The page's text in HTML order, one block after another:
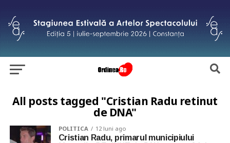
All posts tagged "Cristian Radu retinut
de DNA"
POLITICA 12 luni ago
Cristian Radu, primarul municipiului